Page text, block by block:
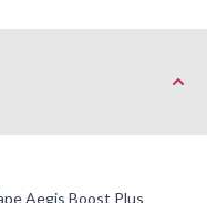
Aegis Boost Plus